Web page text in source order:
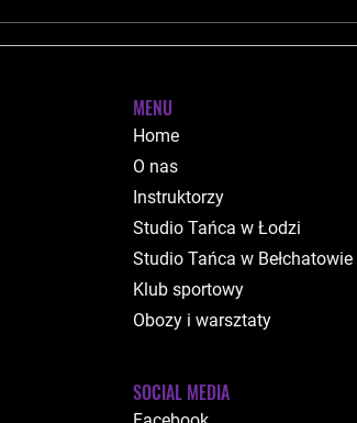
Casting do Grup
Reprezentacyjnych Azja Dance
MENU
Home
O nas
Instruktorzy
Studio Tańca w Łodzi
Studio Tańca w Bełchatowie
Klub sportowy
Obozy i warsztaty
SOCIAL MEDIA